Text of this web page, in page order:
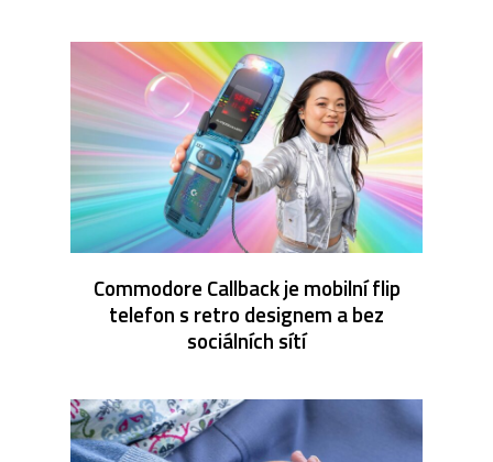
Commodore Callback je mobilní flip
telefon s retro designem a bez
sociálních sítí